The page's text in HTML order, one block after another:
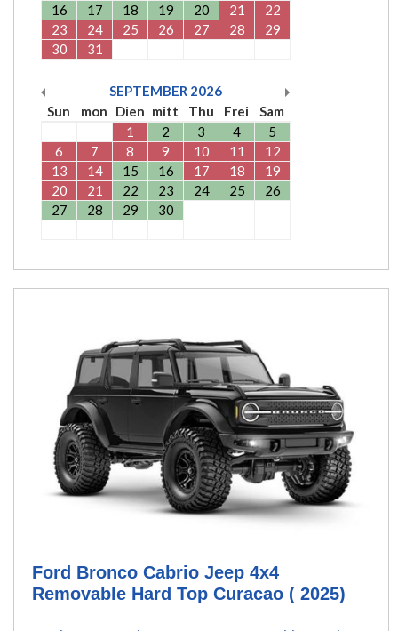
16
17 18 19 20 21
22
23
24 25 26 27 28
29
30
31
SEPTEMBER 2026
Sun
mon Dien mitt Thu Frei
Sam
1
2 3 4
5
6
7 8 9 10 11
12
13
14 15 16 17 18
19
20
21 22 23 24 25
26
27
28 29 30
Ford Bronco Cabrio Jeep 4x4
Removable Hard Top Curacao ( 2025)